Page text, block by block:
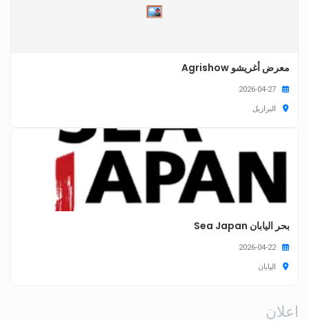
معرض أغريشو Agrishow
البرازيل
بحر اليابان Sea Japan
اليابان
اعلان